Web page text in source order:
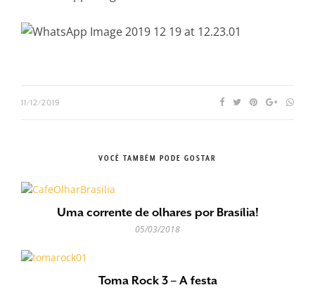
11/12/2019
VOCÊ TAMBÉM PODE GOSTAR
Uma corrente de olhares por Brasília!
05/03/2018
Toma Rock 3 – A festa